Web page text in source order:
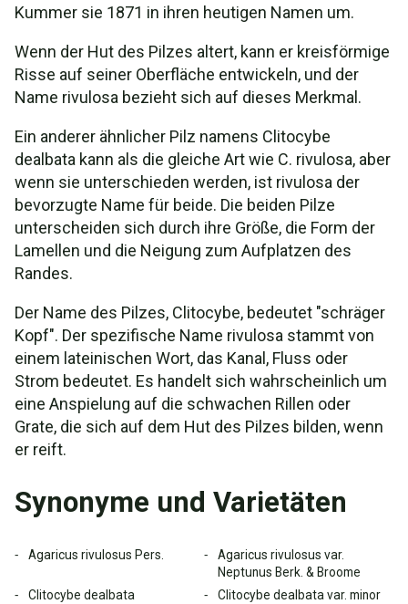
Kummer sie 1871 in ihren heutigen Namen um.
Wenn der Hut des Pilzes altert, kann er kreisförmige
Risse auf seiner Oberfläche entwickeln, und der
Name rivulosa bezieht sich auf dieses Merkmal.
Ein anderer ähnlicher Pilz namens Clitocybe
dealbata kann als die gleiche Art wie C. rivulosa, aber
wenn sie unterschieden werden, ist rivulosa der
bevorzugte Name für beide. Die beiden Pilze
unterscheiden sich durch ihre Größe, die Form der
Lamellen und die Neigung zum Aufplatzen des
Randes.
Der Name des Pilzes, Clitocybe, bedeutet "schräger
Kopf". Der spezifische Name rivulosa stammt von
einem lateinischen Wort, das Kanal, Fluss oder
Strom bedeutet. Es handelt sich wahrscheinlich um
eine Anspielung auf die schwachen Rillen oder
Grate, die sich auf dem Hut des Pilzes bilden, wenn
er reift.
Synonyme und Varietäten
Agaricus rivulosus Pers.
Agaricus rivulosus var.
Neptunus Berk. & Broome
Clitocybe dealbata
Clitocybe dealbata var. minor